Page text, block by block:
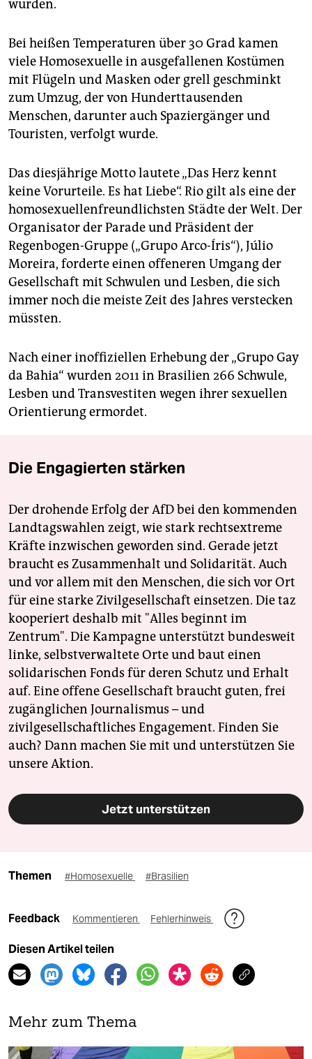
wurden.
Bei heißen Temperaturen über 30 Grad kamen
viele Homosexuelle in ausgefallenen Kostümen
mit Flügeln und Masken oder grell geschminkt
zum Umzug, der von Hunderttausenden
Menschen, darunter auch Spaziergänger und
Touristen, verfolgt wurde.
Das diesjährige Motto lautete „Das Herz kennt
keine Vorurteile. Es hat Liebe“. Rio gilt als eine der
homosexuellenfreundlichsten Städte der Welt. Der
Organisator der Parade und Präsident der
Regenbogen-Gruppe („Grupo Arco-Íris“), Júlio
Moreira, forderte einen offeneren Umgang der
Gesellschaft mit Schwulen und Lesben, die sich
immer noch die meiste Zeit des Jahres verstecken
müssten.
Nach einer inoffiziellen Erhebung der „Grupo Gay
da Bahia“ wurden 2011 in Brasilien 266 Schwule,
Lesben und Transvestiten wegen ihrer sexuellen
Orientierung ermordet.
Die Engagierten stärken
Der drohende Erfolg der AfD bei den kommenden
Landtagswahlen zeigt, wie stark rechtsextreme
Kräfte inzwischen geworden sind. Gerade jetzt
braucht es Zusammenhalt und Solidarität. Auch
und vor allem mit den Menschen, die sich vor Ort
für eine starke Zivilgesellschaft einsetzen. Die taz
kooperiert deshalb mit "Alles beginnt im
Zentrum". Die Kampagne unterstützt bundesweit
linke, selbstverwaltete Orte und baut einen
solidarischen Fonds für deren Schutz und Erhalt
auf. Eine offene Gesellschaft braucht guten, frei
zugänglichen Journalismus – und
zivilgesellschaftliches Engagement. Finden Sie
auch? Dann machen Sie mit und unterstützen Sie
unsere Aktion.
Jetzt unterstützen
Themen #Homosexuelle #Brasilien
Feedback Kommentieren Fehlerhinweis
Diesen Artikel teilen
Mehr zum Thema